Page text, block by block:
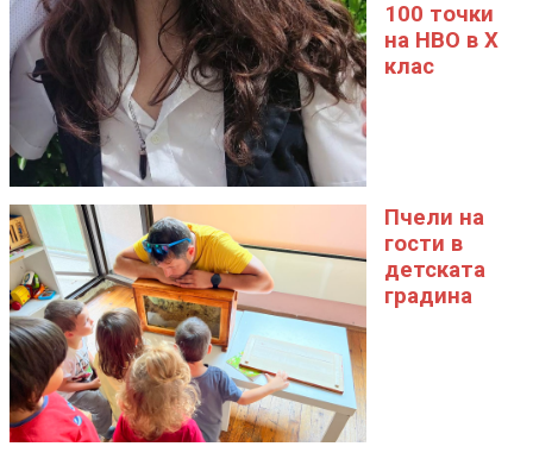
100 точки
на НВО в X
клас
Пчели на
гости в
детската
градина